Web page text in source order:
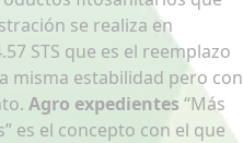
se realiza en
STS que es el reemplazo
misma estabilidad pero con
Agro expedientes “Más
es el concepto con el que